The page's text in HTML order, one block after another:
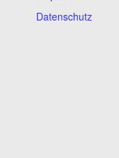
Datenschutz